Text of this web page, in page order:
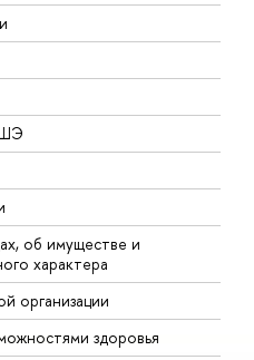
об имуществе и
характера
организации
здоровья